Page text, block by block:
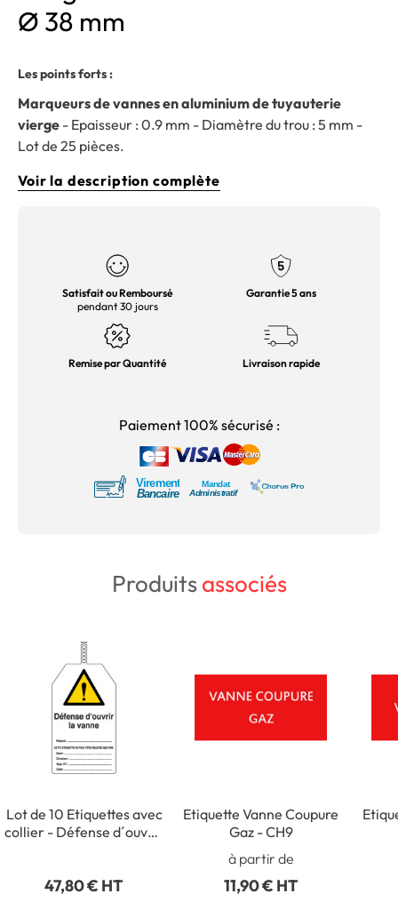
Ø 38 mm
Les points forts :
Marqueurs de vannes en aluminium de tuyauterie
vierge - Epaisseur : 0.9 mm - Diamètre du trou : 5 mm -
Lot de 25 pièces.
Voir la description complète
Satisfait ou Remboursé
pendant 30 jours
Garantie 5 ans
Remise par Quantité Livraison rapide
Paiement 100% sécurisé :
Produitsassociés
Lot de 10 Etiquettes avec
collier - Défense d´ouvrir
47,80 € HT
Etiquette Vanne Coupure
Gaz - CH9
à partir de
11,90 € HT